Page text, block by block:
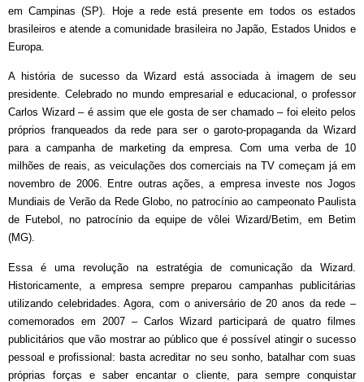
em Campinas (SP). Hoje a rede está presente em todos os estados
brasileiros e atende a comunidade brasileira no Japão, Estados Unidos e
Europa.
A história de sucesso da Wizard está associada à imagem de seu
presidente. Celebrado no mundo empresarial e educacional, o professor
Carlos Wizard – é assim que ele gosta de ser chamado – foi eleito pelos
próprios franqueados da rede para ser o garoto-propaganda da Wizard
para a campanha de marketing da empresa. Com uma verba de 10
milhões de reais, as veiculações dos comerciais na TV começam já em
novembro de 2006. Entre outras ações, a empresa investe nos Jogos
Mundiais de Verão da Rede Globo, no patrocínio ao campeonato Paulista
de Futebol, no patrocínio da equipe de vôlei Wizard/Betim, em Betim
(MG).
Essa é uma revolução na estratégia de comunicação da Wizard.
Historicamente, a empresa sempre preparou campanhas publicitárias
utilizando celebridades. Agora, com o aniversário de 20 anos da rede –
comemorados em 2007 – Carlos Wizard participará de quatro filmes
publicitários que vão mostrar ao público que é possível atingir o sucesso
pessoal e profissional: basta acreditar no seu sonho, batalhar com suas
próprias forças e saber encantar o cliente, para sempre conquistar